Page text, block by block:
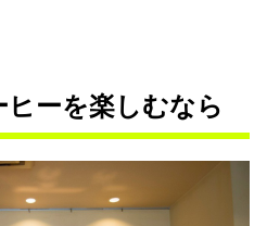
ーを楽しむなら